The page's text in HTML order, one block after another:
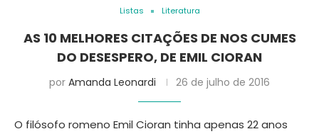
Listas Literatura
AS 10 MELHORES CITAÇÕES DE NOS CUMES
DO DESESPERO, DE EMIL CIORAN
por Amanda Leonardi 26 de julho de 2016
O filósofo romeno Emil Cioran tinha apenas 22 anos